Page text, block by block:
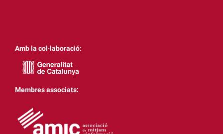
Amb la col·laboració:
Membres associats: